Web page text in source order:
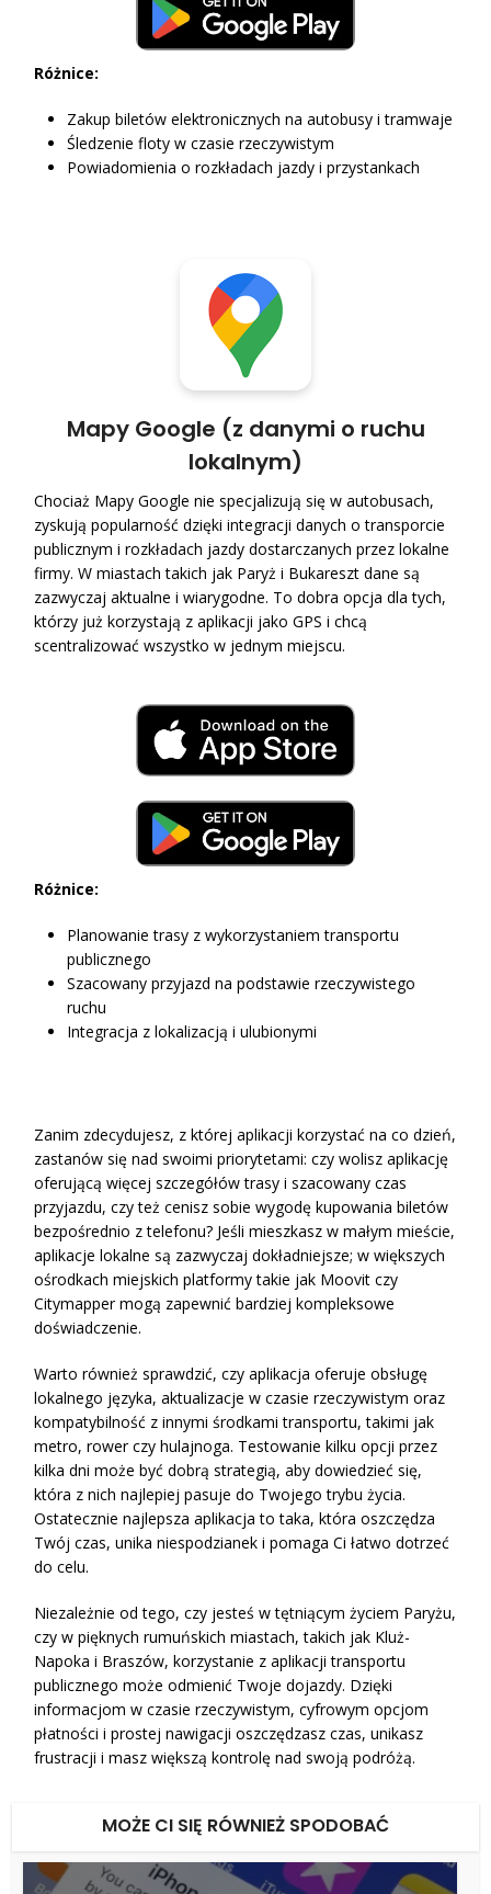
Różnice:
Zakup biletów elektronicznych na autobusy i tramwaje
Śledzenie floty w czasie rzeczywistym
Powiadomienia o rozkładach jazdy i przystankach
Mapy Google (z danymi o ruchu
lokalnym)
Chociaż Mapy Google nie specjalizują się w autobusach,
zyskują popularność dzięki integracji danych o transporcie
publicznym i rozkładach jazdy dostarczanych przez lokalne
firmy. W miastach takich jak Paryż i Bukareszt dane są
zazwyczaj aktualne i wiarygodne. To dobra opcja dla tych,
którzy już korzystają z aplikacji jako GPS i chcą
scentralizować wszystko w jednym miejscu.
Różnice:
Planowanie trasy z wykorzystaniem transportu
publicznego
Szacowany przyjazd na podstawie rzeczywistego
ruchu
Integracja z lokalizacją i ulubionymi
Zanim zdecydujesz, z której aplikacji korzystać na co dzień,
zastanów się nad swoimi priorytetami: czy wolisz aplikację
oferującą więcej szczegółów trasy i szacowany czas
przyjazdu, czy też cenisz sobie wygodę kupowania biletów
bezpośrednio z telefonu? Jeśli mieszkasz w małym mieście,
aplikacje lokalne są zazwyczaj dokładniejsze; w większych
ośrodkach miejskich platformy takie jak Moovit czy
Citymapper mogą zapewnić bardziej kompleksowe
doświadczenie.
Warto również sprawdzić, czy aplikacja oferuje obsługę
lokalnego języka, aktualizacje w czasie rzeczywistym oraz
kompatybilność z innymi środkami transportu, takimi jak
metro, rower czy hulajnoga. Testowanie kilku opcji przez
kilka dni może być dobrą strategią, aby dowiedzieć się,
która z nich najlepiej pasuje do Twojego trybu życia.
Ostatecznie najlepsza aplikacja to taka, która oszczędza
Twój czas, unika niespodzianek i pomaga Ci łatwo dotrzeć
do celu.
Niezależnie od tego, czy jesteś w tętniącym życiem Paryżu,
czy w pięknych rumuńskich miastach, takich jak Kluż-
Napoka i Braszów, korzystanie z aplikacji transportu
publicznego może odmienić Twoje dojazdy. Dzięki
informacjom w czasie rzeczywistym, cyfrowym opcjom
płatności i prostej nawigacji oszczędzasz czas, unikasz
frustracji i masz większą kontrolę nad swoją podróżą.
MOŻE CI SIĘ RÓWNIEŻ SPODOBAĆ